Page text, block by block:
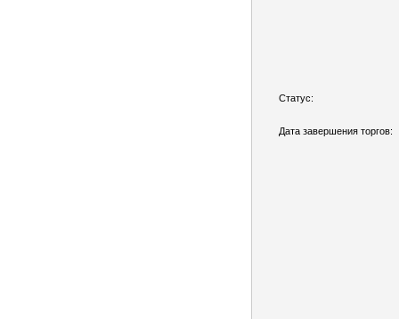
Статус:
Дата завершения торгов: